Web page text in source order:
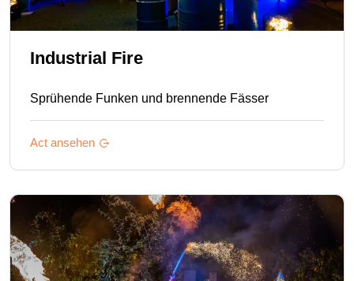
Industrial Fire
Sprühende Funken und brennende Fässer
Act ansehen